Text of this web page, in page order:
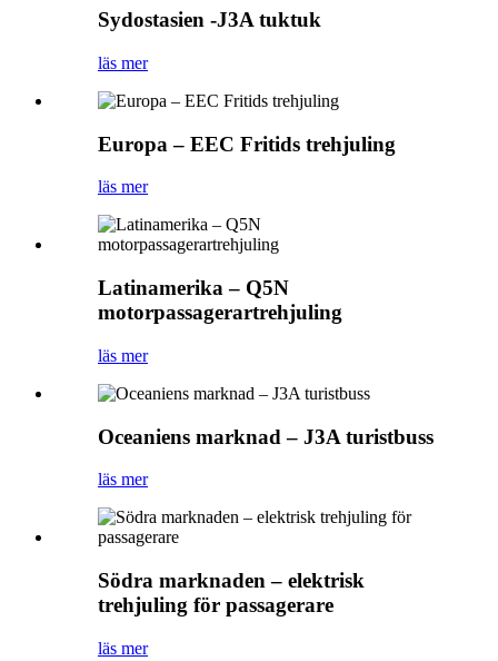
Sydostasien -J3A tuktuk
läs mer
Europa – EEC Fritids trehjuling
läs mer
Latinamerika – Q5N
motorpassagerartrehjuling
läs mer
Oceaniens marknad – J3A turistbuss
läs mer
Södra marknaden – elektrisk
trehjuling för passagerare
läs mer